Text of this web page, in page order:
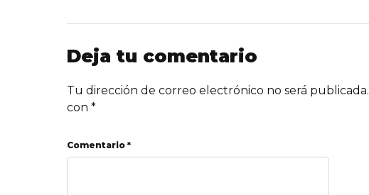
Deja tu comentario
Tu dirección de correo electrónico no será publicada.
con *
Comentario *